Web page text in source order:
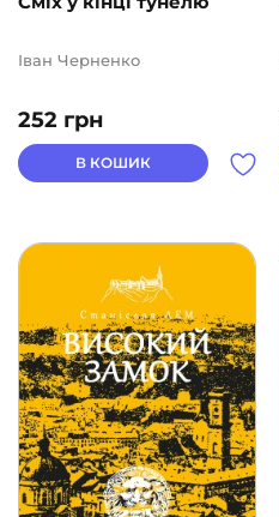
252 грн
Іван Черненко
В КОШИК